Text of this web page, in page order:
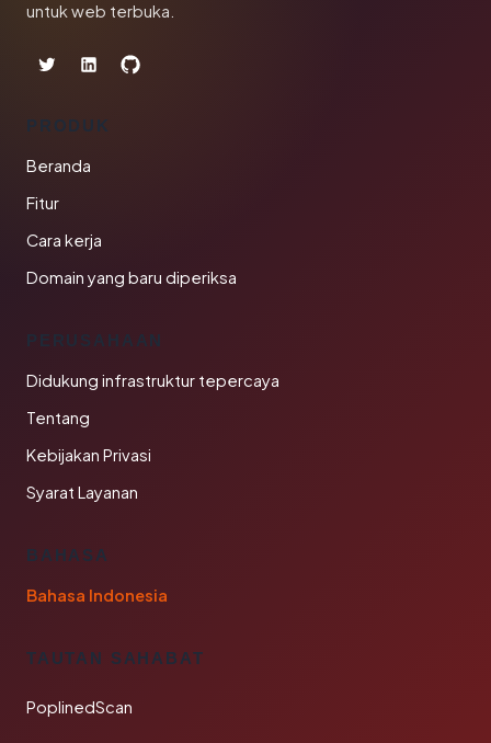
untuk web terbuka.
PRODUK
Beranda
Fitur
Cara kerja
Domain yang baru diperiksa
PERUSAHAAN
Didukung infrastruktur tepercaya
Tentang
Kebijakan Privasi
Syarat Layanan
BAHASA
Bahasa Indonesia
TAUTAN SAHABAT
PoplinedScan